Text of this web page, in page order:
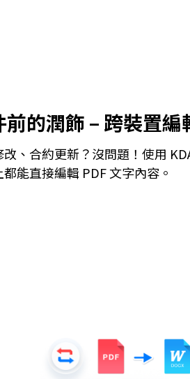
的潤飾 – 跨裝置編
、合約更新？沒問題！使用
能直接編輯 PDF 文字內容。